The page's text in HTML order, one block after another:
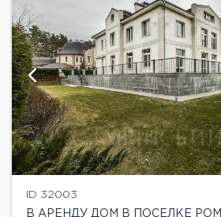
ID 32003
В АРЕНДУ ДОМ В ПОСЕЛКЕ